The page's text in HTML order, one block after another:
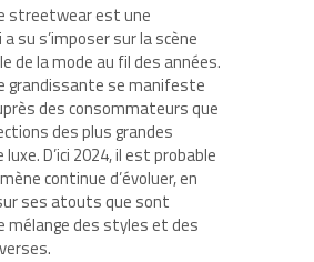
streetwear est une
su s’imposer sur la scène
de la mode au fil des années.
grandissante se manifeste
des consommateurs que
des plus grandes
D’ici 2024, il est probable
continue d’évoluer, en
ses atouts que sont
mélange des styles et des